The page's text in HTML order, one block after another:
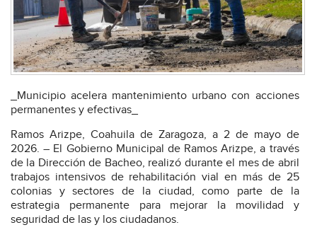
_Municipio acelera mantenimiento urbano con acciones
permanentes y efectivas_
Ramos Arizpe, Coahuila de Zaragoza, a 2 de mayo de
2026. – El Gobierno Municipal de Ramos Arizpe, a través
de la Dirección de Bacheo, realizó durante el mes de abril
trabajos intensivos de rehabilitación vial en más de 25
colonias y sectores de la ciudad, como parte de la
estrategia permanente para mejorar la movilidad y
seguridad de las y los ciudadanos.